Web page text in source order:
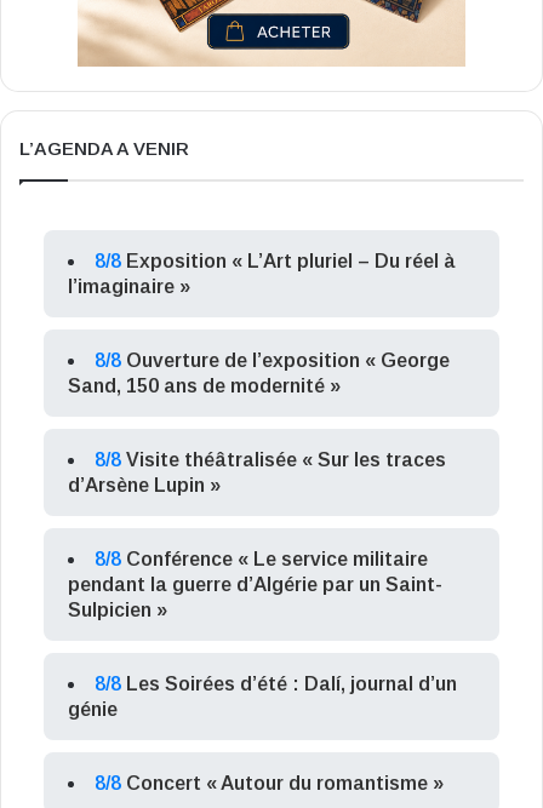
L’AGENDA A VENIR
8/8 Exposition « L’Art pluriel – Du réel à
l’imaginaire »
8/8 Ouverture de l’exposition « George
Sand, 150 ans de modernité »
8/8 Visite théâtralisée « Sur les traces
d’Arsène Lupin »
8/8 Conférence « Le service militaire
pendant la guerre d’Algérie par un Saint-
Sulpicien »
8/8 Les Soirées d’été : Dalí, journal d’un
génie
8/8 Concert « Autour du romantisme »